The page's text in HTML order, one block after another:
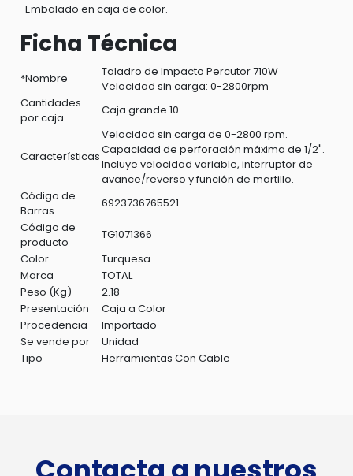
-Embalado en caja de color.
Ficha Técnica
*Nombre
Taladro de Impacto Percutor 710W
Velocidad sin carga: 0-2800rpm
Cantidades
por caja
Caja grande 10
Características
Velocidad sin carga de 0-2800 rpm.
Capacidad de perforación máxima de 1/2".
Incluye velocidad variable, interruptor de
avance/reverso y función de martillo.
Código de
Barras
6923736765521
Código de
producto
TG1071366
Color
Turquesa
Marca
TOTAL
Peso (Kg)
2.18
Presentación
Caja a Color
Procedencia
Importado
Se vende por
Unidad
Tipo
Herramientas Con Cable